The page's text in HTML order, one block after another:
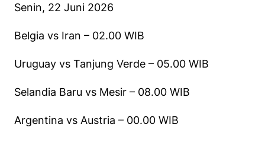
Senin, 22 Juni 2026
Belgia vs Iran – 02.00 WIB
Uruguay vs Tanjung Verde – 05.00 WIB
Selandia Baru vs Mesir – 08.00 WIB
Argentina vs Austria – 00.00 WIB